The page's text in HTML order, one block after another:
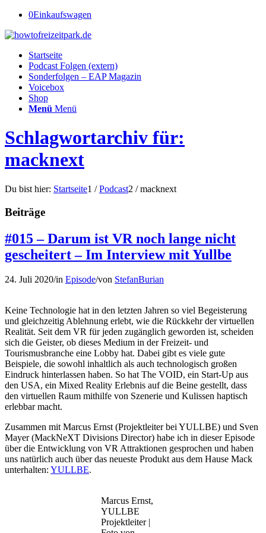
0Einkaufswagen
Startseite
Podcast Folgen (extern)
Sonderfolgen – EAP Magazin
Voicebox
Shop
Menü Menü
Schlagwortarchiv für:
macknext
Du bist hier: Startseite1 / Podcast2 / macknext
Beiträge
#015 – Darum ist VR noch lange nicht
gescheitert – Im Interview mit Yullbe
24. Juli 2020/in Episode/von StefanBurian
Keine Technologie hat in den letzten Jahren so viel Begeisterung
und gleichzeitig Ablehnung erlebt, wie die Rückkehr der virtuellen
Realität. Seit dem VR für jeden zugänglich geworden ist, scheiden
sich die Geister, ob dieses Medium in der Freizeit- und
Tourismusbranche eine Lobby hat. Dabei gibt es viele gute
Beispiele, die sowohl inhaltlich als auch technologisch großen
Eindruck hinterlassen haben. So hat The VOID, ein Start-Up aus
den USA, ein Mixed Reality Erlebnis auf die Beine gestellt, dass
den virtuellen Raum mithilfe von Szenerie und Kulissen haptisch
erlebbar macht.
Zusammen mit Marcus Ernst (Projektleiter bei YULLBE) und Sven
Mayer (MackNeXT Divisions Director) habe ich in dieser Episode
über die Entwicklung von VR Attraktionen gesprochen und haben
uns natürlich auch über das neueste Produkt aus dem Hause Mack
unterhalten: YULLBE.
Marcus Ernst,
YULLBE
Projektleiter |